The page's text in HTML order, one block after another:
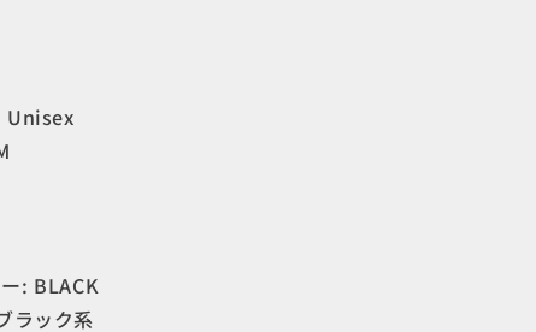
BLACK
テ
ー
ズ
Unisex
: BLACK
ラック系